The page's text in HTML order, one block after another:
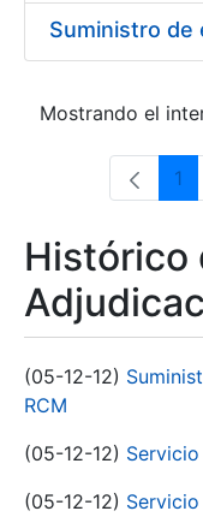
Mostrando el
1
Histórico
(05-12-12)
RCM
(05-12-12)
(05-12-12)